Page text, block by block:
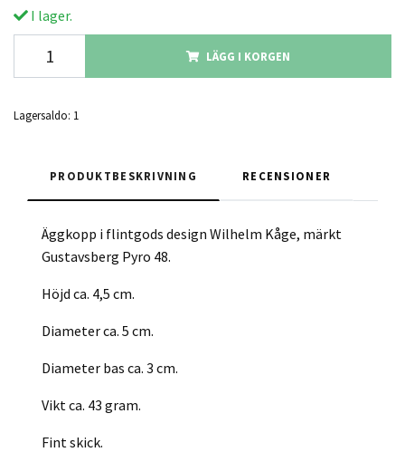
I lager.
LÄGG I KORGEN
Lagersaldo: 1
PRODUKTBESKRIVNING RECENSIONER
Äggkopp i flintgods design Wilhelm Kåge, märkt
Gustavsberg Pyro 48.
Höjd ca. 4,5 cm.
Diameter ca. 5 cm.
Diameter bas ca. 3 cm.
Vikt ca. 43 gram.
Fint skick.